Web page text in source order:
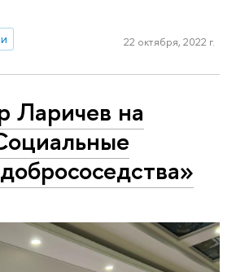
22 октября, 2022 г.
Ларичев на